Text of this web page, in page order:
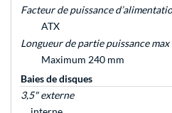
Facteur de puissance
ATX
Longueur de partie puissance max
Maximum 240 mm
Baies de disques
3,5" externe